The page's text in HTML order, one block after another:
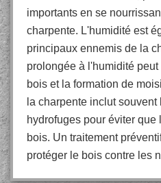
importants en se
charpente. L'humidité est
principaux ennemis de la
prolongée à l'humidité
bois et la formation de
la charpente inclut
hydrofuges pour éviter
bois. Un traitement
protéger le bois contre les